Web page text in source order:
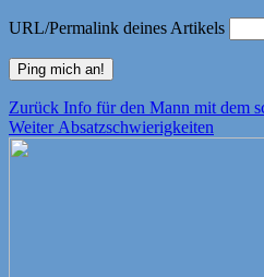
URL/Permalink deines Artikels
Beitragsnavigation
Zurück Vorheriger
Beitrag:
Info für den Mann mit dem
Weiter Nächster
Absatzschwierigkeiten